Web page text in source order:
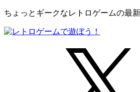
ちょっとギークなレトロゲームの最